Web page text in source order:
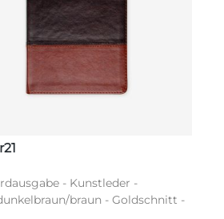
- Kunstleder -
braun - Goldschnitt -